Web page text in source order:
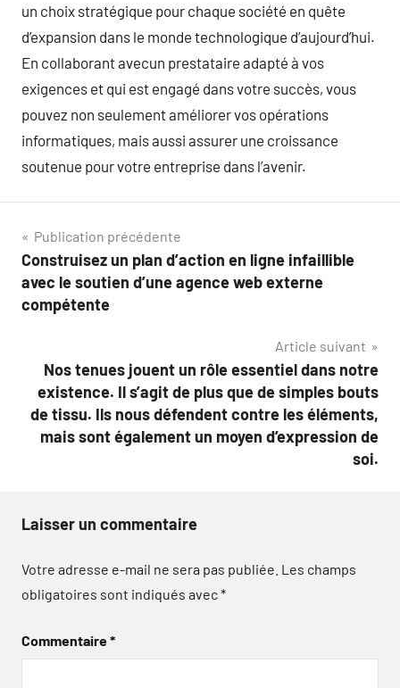
un choix stratégique pour chaque société en quête
d’expansion dans le monde technologique d’aujourd’hui.
En collaborant avecun prestataire adapté à vos
exigences et qui est engagé dans votre succès, vous
pouvez non seulement améliorer vos opérations
informatiques, mais aussi assurer une croissance
soutenue pour votre entreprise dans l’avenir.
Navigation
de
l’article
Publication précédente
Construisez un plan d’action en ligne infaillible
avec le soutien d’une agence web externe
compétente
Article suivant
Nos tenues jouent un rôle essentiel dans notre
existence. Il s’agit de plus que de simples bouts
de tissu. Ils nous défendent contre les éléments,
mais sont également un moyen d’expression de
soi.
Laisser un commentaire
Votre adresse e-mail ne sera pas publiée. Les champs
obligatoires sont indiqués avec*
Commentaire*